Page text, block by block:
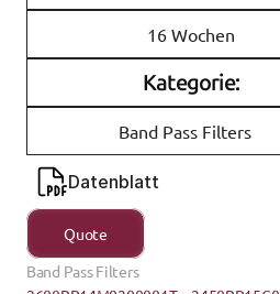
16 Wochen
Kategorie:
Band Pass Filters
Datenblatt
Quote
Band Pass Filters